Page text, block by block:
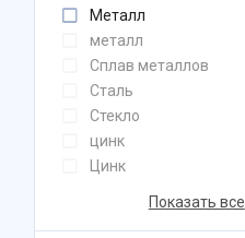
Металл
металл
Сплав металлов
Сталь
Стекло
цинк
Цинк
Показать все